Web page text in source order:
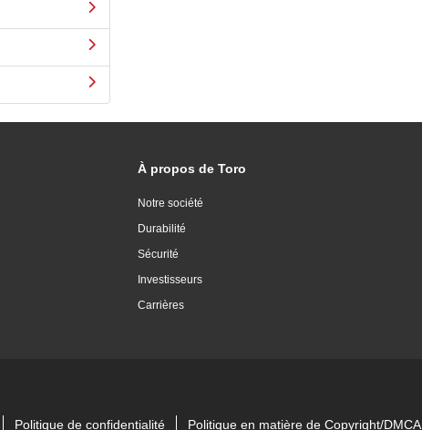
À propos de Toro
Notre société
Durabilité
Sécurité
Investisseurs
Carrières
Politique de confidentialité Politique en matière de Copyright/DMCA